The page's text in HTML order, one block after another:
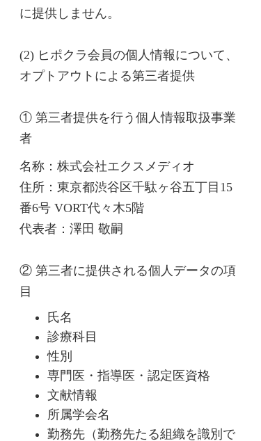
に提供しません。
(2) ヒポクラ会員の個人情報について、
オプトアウトによる第三者提供
① 第三者提供を行う個人情報取扱事業
者
名称：株式会社エクスメディオ
住所：東京都渋谷区千駄ヶ谷五丁目15
番6号 VORT代々木5階
代表者：澤田 敬嗣
② 第三者に提供される個人データの項
目
氏名
診療科目
性別
専門医・指導医・認定医資格
文献情報
所属学会名
勤務先（勤務先たる組織を識別で